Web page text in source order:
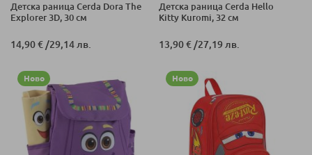
Детска раница Cerda Dora The
Explorer 3D, 30 см
14,90 € /29,14 лв.
Детска раница Cerda Hello
Kitty Kuromi, 32 см
13,90 € /27,19 лв.
Ново Ново